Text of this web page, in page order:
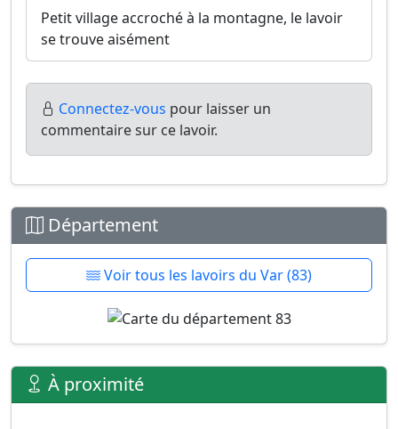
Petit village accroché à la montagne, le lavoir
se trouve aisément
Connectez-vous pour laisser un
commentaire sur ce lavoir.
Département
Voir tous les lavoirs du Var (83)
À proximité